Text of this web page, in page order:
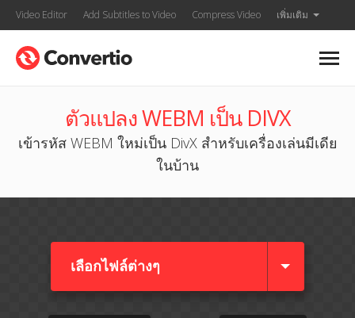
Video Editor Add Subtitles to Video Compress Video เพิ่มเติม
ตัวแปลง WEBM เป็น DIVX
เข้ารหัส WEBM ใหม่เป็น DivX สำหรับเครื่องเล่นมีเดีย
ในบ้าน
เลือกไฟล์ต่างๆ​